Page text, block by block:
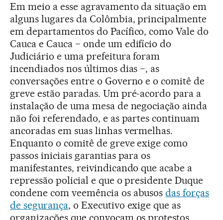
Em meio a esse agravamento da situação em
alguns lugares da Colômbia, principalmente
em departamentos do Pacífico, como Vale do
Cauca e Cauca − onde um edifício do
Judiciário e uma prefeitura foram
incendiados nos últimos dias −, as
conversações entre o Governo e o comitê de
greve estão paradas. Um pré-acordo para a
instalação de uma mesa de negociação ainda
não foi referendado, e as partes continuam
ancoradas em suas linhas vermelhas.
Enquanto o comitê de greve exige como
passos iniciais garantias para os
manifestantes, reivindicando que acabe a
repressão policial e que o presidente Duque
condene com veemência os abusosdas forças
de segurança, o Executivo exige que as
organizações que convocam os protestos